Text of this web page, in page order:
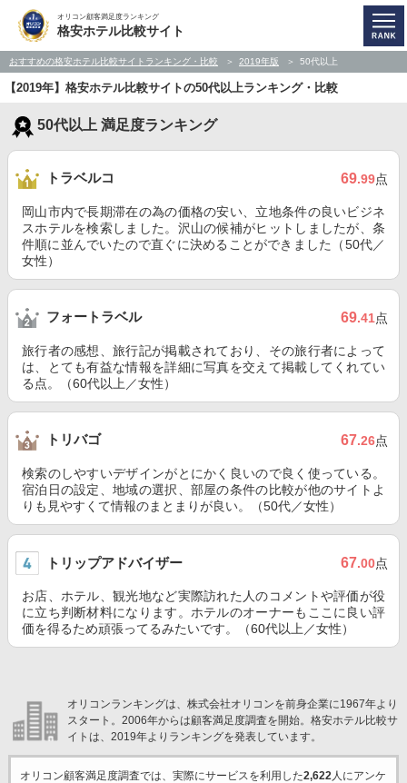
オリコン顧客満足度ランキング
格安ホテル比較サイト
おすすめの格安ホテル比較サイトランキング・比較 2019年版 50代以上
【2019年】格安ホテル比較サイトの50代以上ランキング・比較
50代以上 満足度ランキング
トラベルコ 69.99点
岡山市内で長期滞在の為の価格の安い、立地条件の良いビジネ
スホテルを検索しました。沢山の候補がヒットしましたが、条
件順に並んでいたので直ぐに決めることができました（50代／
女性）
フォートラベル 69.41点
旅行者の感想、旅行記が掲載されており、その旅行者によって
は、とても有益な情報を詳細に写真を交えて掲載してくれてい
る点。（60代以上／女性）
トリバゴ 67.26点
検索のしやすいデザインがとにかく良いので良く使っている。
宿泊日の設定、地域の選択、部屋の条件の比較が他のサイトよ
りも見やすくて情報のまとまりが良い。（50代／女性）
トリップアドバイザー 67.00点
お店、ホテル、観光地など実際訪れた人のコメントや評価が役
に立ち判断材料になります。ホテルのオーナーもここに良い評
価を得るため頑張ってるみたいです。（60代以上／女性）
オリコンランキングは、株式会社オリコンを前身企業に1967年より
スタート。2006年からは顧客満足度調査を開始。格安ホテル比較サ
イトは、2019年よりランキングを発表しています。
オリコン顧客満足度調査では、実際にサービスを利用した2,622人にアンケ